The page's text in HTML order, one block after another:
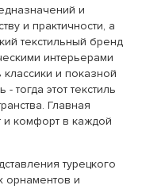
и
и практичности, а
текстильный бренд
интерьерами
и показной
тогда этот текстиль
Главная
и комфорт в каждой
турецкого
орнаментов и